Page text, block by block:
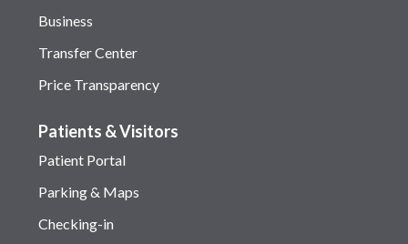
Business
Transfer Center
Price Transparency
Patients & Visitors
Patient Portal
Parking & Maps
Checking-in